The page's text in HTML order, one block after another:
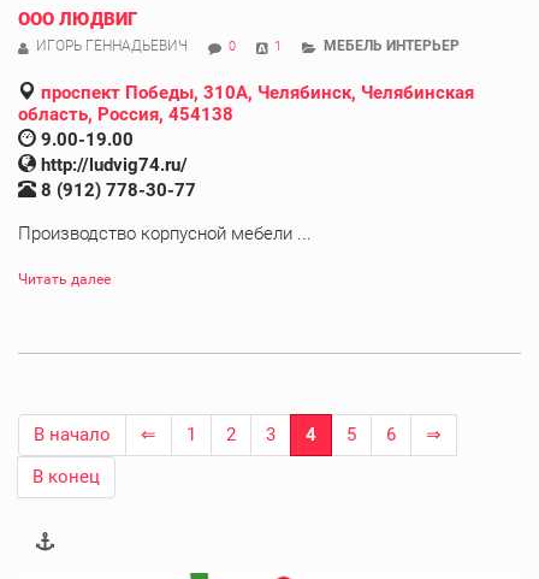
ООО ЛЮДВИГ
ИГОРЬ ГЕННАДЬЕВИЧ 0 1 МЕБЕЛЬ ИНТЕРЬЕР
проспект Победы, 310А, Челябинск, Челябинская
область, Россия, 454138
9.00-19.00
http://ludvig74.ru/
8 (912) 778-30-77
Производство корпусной мебели ...
Читать далее
В начало ⇐ 1 2 3 4 5 6
⇒
В конец